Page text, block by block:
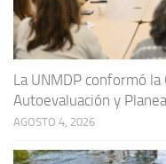
La UNMDP conformó
Autoevaluación y
AGOSTO 4, 2026